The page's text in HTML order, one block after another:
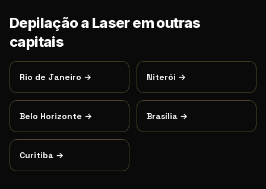
Depilação a Laserem outras
capitais
Rio de Janeiro → Niterói →
Belo Horizonte → Brasília →
Curitiba →